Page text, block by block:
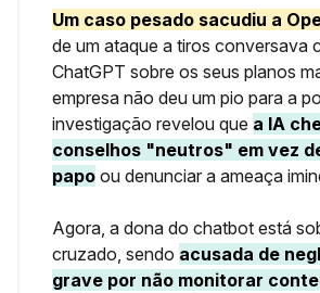
Um caso pesado sacudiu a
de um ataque a tiros conversava
ChatGPT sobre os seus planos
empresa não deu um pio para a
investigação revelou que a IA
conselhos "neutros" em vez
papo ou denunciar a ameaça
Agora, a dona do chatbot está
cruzado, sendo acusada de
grave por não monitorar